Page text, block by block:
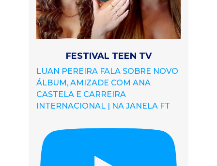
FESTIVAL TEEN TV
LUAN PEREIRA FALA SOBRE NOVO
ÁLBUM, AMIZADE COM ANA
CASTELA E CARREIRA
INTERNACIONAL | NA JANELA FT